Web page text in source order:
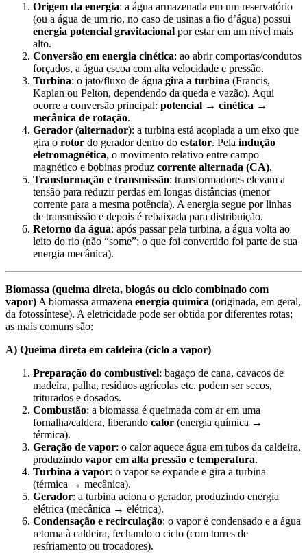
Origem da energia: a água armazenada em um reservatório
(ou a água de um rio, no caso de usinas a fio d’água) possui
energia potencial gravitacional por estar em um nível mais
alto.
Conversão em energia cinética: ao abrir comportas/condutos
forçados, a água escoa com alta velocidade e pressão.
Turbina: o jato/fluxo de água gira a turbina (Francis,
Kaplan ou Pelton, dependendo da queda e vazão). Aqui
ocorre a conversão principal: potencial → cinética →
mecânica de rotação.
Gerador (alternador): a turbina está acoplada a um eixo que
gira o rotor do gerador dentro do estator. Pela indução
eletromagnética, o movimento relativo entre campo
magnético e bobinas produz corrente alternada (CA).
Transformação e transmissão: transformadores elevam a
tensão para reduzir perdas em longas distâncias (menor
corrente para a mesma potência). A energia segue por linhas
de transmissão e depois é rebaixada para distribuição.
Retorno da água: após passar pela turbina, a água volta ao
leito do rio (não “some”; o que foi convertido foi parte de sua
energia mecânica).
Biomassa (queima direta, biogás ou ciclo combinado com
vapor)A biomassa armazena energia química (originada, em geral,
da fotossíntese). A eletricidade pode ser obtida por diferentes rotas;
as mais comuns são:
A) Queima direta em caldeira (ciclo a vapor)
Preparação do combustível: bagaço de cana, cavacos de
madeira, palha, resíduos agrícolas etc. podem ser secos,
triturados e dosados.
Combustão: a biomassa é queimada com ar em uma
fornalha/caldera, liberando calor (energia química →
térmica).
Geração de vapor: o calor aquece água em tubos da caldeira,
produzindo vapor em alta pressão e temperatura.
Turbina a vapor: o vapor se expande e gira a turbina
(térmica → mecânica).
Gerador: a turbina aciona o gerador, produzindo energia
elétrica (mecânica → elétrica).
Condensação e recirculação: o vapor é condensado e a água
retorna à caldeira, fechando o ciclo (com torres de
resfriamento ou trocadores).